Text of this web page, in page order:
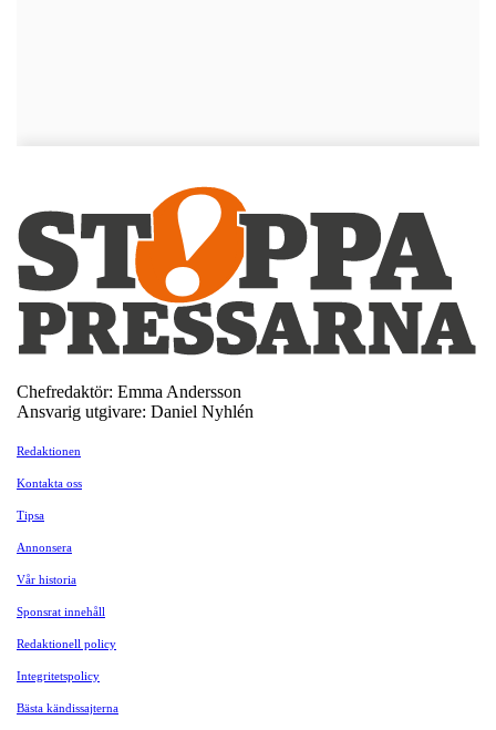
Chefredaktör: Emma Andersson
Ansvarig utgivare: Daniel Nyhlén
Redaktionen
Kontakta oss
Tipsa
Annonsera
Vår historia
Sponsrat innehåll
Redaktionell policy
Integritetspolicy
Bästa kändissajterna